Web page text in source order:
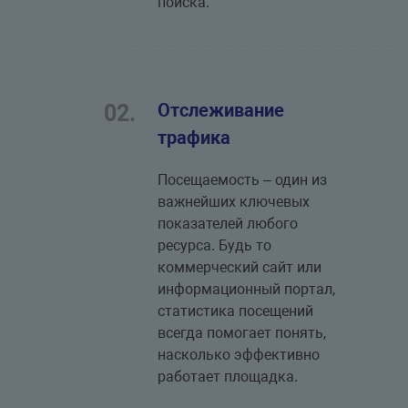
02.
Отслеживание
трафика
Посещаемость – один из
важнейших ключевых
показателей любого
ресурса. Будь то
коммерческий сайт или
информационный портал,
статистика посещений
всегда помогает понять,
насколько эффективно
работает площадка.